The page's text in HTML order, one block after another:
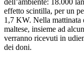
effetto scintilla, per un
1,7 KW. Nella mattinata
maltese, insieme ad
verranno ricevuti in
dei doni.